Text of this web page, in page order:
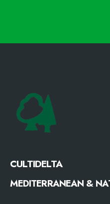
CULTIDELTA
MEDITERRANEAN &